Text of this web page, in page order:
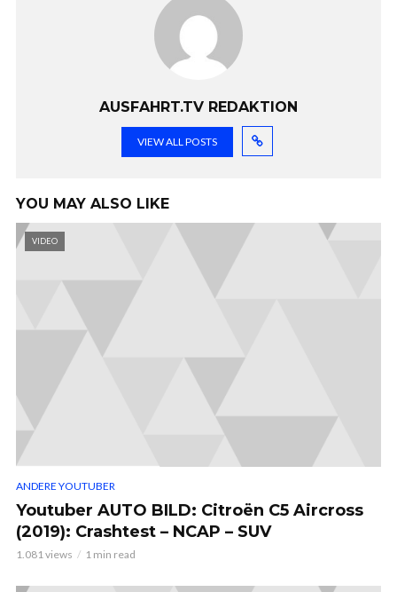
AUSFAHRT.TV REDAKTION
VIEW ALL POSTS
YOU MAY ALSO LIKE
VIDEO
ANDERE YOUTUBER
Youtuber AUTO BILD: Citroën C5 Aircross
(2019): Crashtest – NCAP – SUV
1.081 views 1 min read